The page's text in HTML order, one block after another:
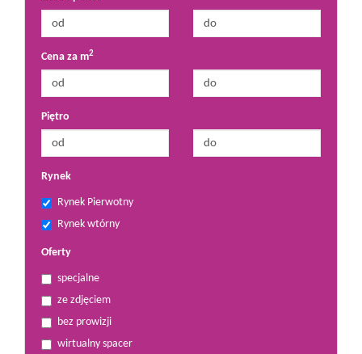
Cena za m2
Piętro
Rynek
Rynek Pierwotny
Rynek wtórny
Oferty
specjalne
ze zdjęciem
bez prowizji
wirtualny spacer